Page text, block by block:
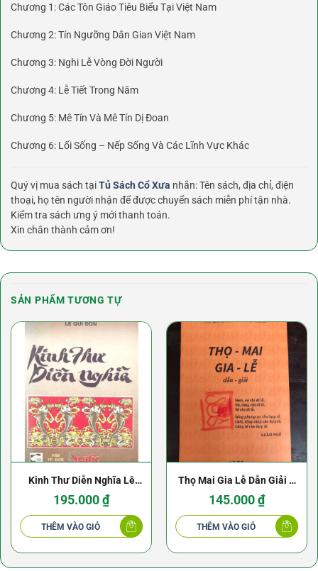
Chương 1: Các Tôn Giáo Tiêu Biểu Tại Việt Nam
Chương 2: Tín Ngưỡng Dân Gian Việt Nam
Chương 3: Nghi Lễ Vòng Đời Người
Chương 4: Lễ Tiết Trong Năm
Chương 5: Mê Tín Và Mê Tín Dị Đoan
Chương 6: Lối Sống – Nếp Sống Và Các Lĩnh Vực Khác
Quý vị mua sách tạiTủ Sách Cổ Xưa nhắn: Tên sách, địa chỉ, điện
thoại, họ tên người nhận để được chuyển sách miễn phí tận nhà.
Kiểm tra sách ưng ý mới thanh toán.
Xin chân thành cảm ơn!
SẢN PHẨM TƯƠNG TỰ
Kinh Thư Diễn Nghĩa Lê
Quý Đôn – Giảng nghĩa
Kinh Thư
195.000₫
THÊM VÀO GIỎ
Thọ Mai Gia Lễ Dẫn Giải –
Túy Lang – Nguyễn Văn
Toàn
145.000₫
THÊM VÀO GIỎ